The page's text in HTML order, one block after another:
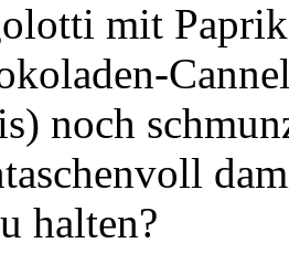
mit
noch
halten?